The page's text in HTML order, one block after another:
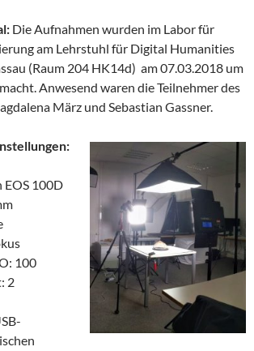
Die Aufnahmen wurden im Labor für
am Lehrstuhl für Digital Humanities
(Raum 204 HK14d) am 07.03.2018 um
Anwesend waren die Teilnehmer des
März und Sebastian Gassner.
EOS 100D
100
2